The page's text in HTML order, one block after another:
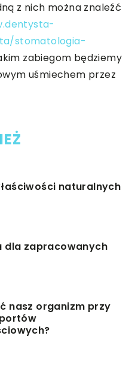
z nich można znaleźć
stomatologia-
zabiegom będziemy
uśmiechem przez
naturalnych
dla zapracowanych
nasz organizm przy